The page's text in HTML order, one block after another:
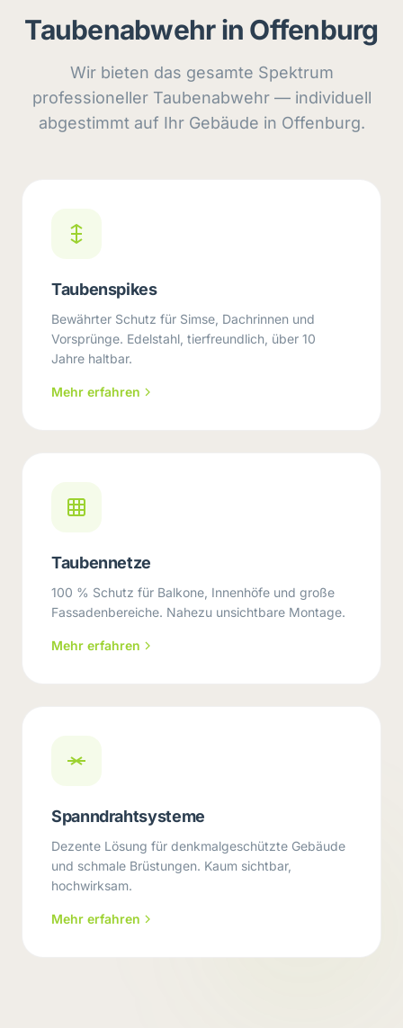
Taubenabwehr in Offenburg
Wir bieten das gesamte Spektrum
professioneller Taubenabwehr — individuell
abgestimmt auf Ihr Gebäude in Offenburg.
Taubenspikes
Bewährter Schutz für Simse, Dachrinnen und
Vorsprünge. Edelstahl, tierfreundlich, über 10
Jahre haltbar.
Mehr erfahren
Taubennetze
100 % Schutz für Balkone, Innenhöfe und große
Fassadenbereiche. Nahezu unsichtbare Montage.
Mehr erfahren
Spanndrahtsysteme
Dezente Lösung für denkmalgeschützte Gebäude
und schmale Brüstungen. Kaum sichtbar,
hochwirksam.
Mehr erfahren